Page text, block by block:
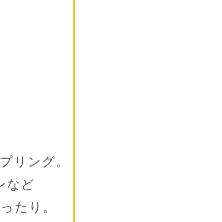
リング。
など
たり。